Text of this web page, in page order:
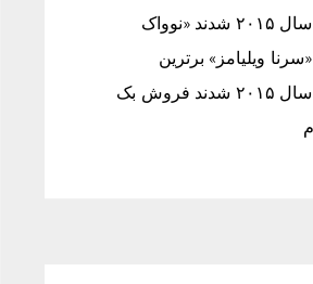
ورزشکاران سال ۲۰۱۵ شدند «نوواک
ویلیامز» برترین
ورزشکاران سال ۲۰۱۵ شدند فروش بک